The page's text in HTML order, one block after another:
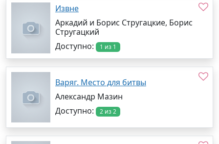
Извне
Аркадий и Борис Стругацкие, Борис
Стругацкий
Доступно:
1 из 1
Варяг. Место для битвы
Александр Мазин
Доступно:
2 из 2